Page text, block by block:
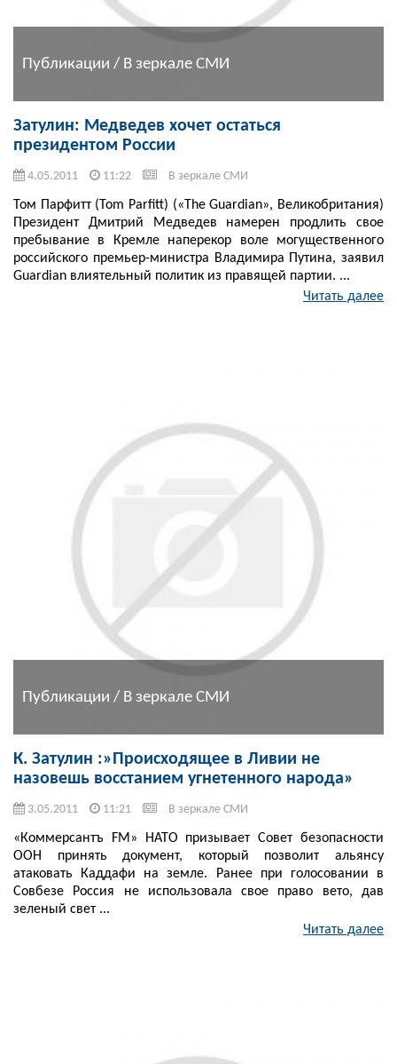
Публикации / В зеркале СМИ
Затулин: Медведев хочет остаться
президентом России
4.05.2011 11:22 В зеркале СМИ
Том Парфитт (Tom Parfitt) («The Guardian», Великобритания)
Президент Дмитрий Медведев намерен продлить свое
пребывание в Кремле наперекор воле могущественного
российского премьер-министра Владимира Путина, заявил
Guardian влиятельный политик из правящей партии. ...
Читать далее
Публикации / В зеркале СМИ
К. Затулин :»Происходящее в Ливии не
назовешь восстанием угнетенного народа»
3.05.2011 11:21 В зеркале СМИ
«Коммерсантъ FM» НАТО призывает Совет безопасности
ООН принять документ, который позволит альянсу
атаковать Каддафи на земле. Ранее при голосовании в
Совбезе Россия не использовала свое право вето, дав
зеленый свет ...
Читать далее